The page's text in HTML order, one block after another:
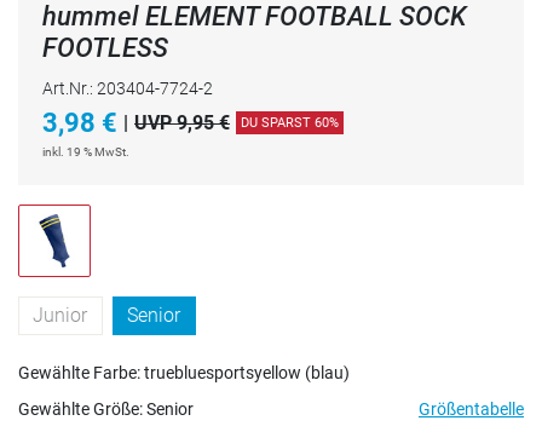
hummel ELEMENT FOOTBALL SOCK
FOOTLESS
Art.Nr.: 203404-7724-2
3,98 € | UVP 9,95 € DU SPARST 60%
inkl. 19 % MwSt.
Junior Senior
Gewählte Farbe: truebluesportsyellow (blau)
Gewählte Größe:Senior Größentabelle